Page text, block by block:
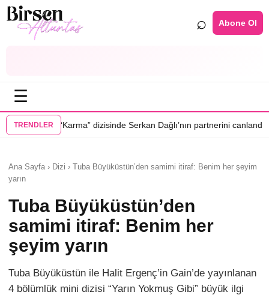
⌕ Abone Ol
☰
TRENDLER
dizisinde Serkan Dağlı’nın partnerini canlandıracak•Daha 17’ye
Ana Sayfa › Dizi › Tuba Büyüküstün’den samimi itiraf: Benim her şeyim
yarın
Tuba Büyüküstün’den
samimi itiraf: Benim her
şeyim yarın
Tuba Büyüküstün ile Halit Ergenç’in Gain’de yayınlanan
4 bölümlük mini dizisi “Yarın Yokmuş Gibi” büyük ilgi